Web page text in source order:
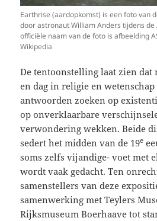
Earthrise (aardopkomst) is een foto van
door astronaut William Anders tijdens de
officiële naam van de foto is afbeelding
Wikipedia
De tentoonstelling laat zien dat
en dag in religie en
antwoorden zoeken op
op onverklaarbare
verwondering wekken. Beide
sedert het midden van de 19e
soms zelfs vijandige- voet met
wordt vaak gedacht. Ten
samenstellers van deze
samenwerking met Teylers
Rijksmuseum Boerhaave tot